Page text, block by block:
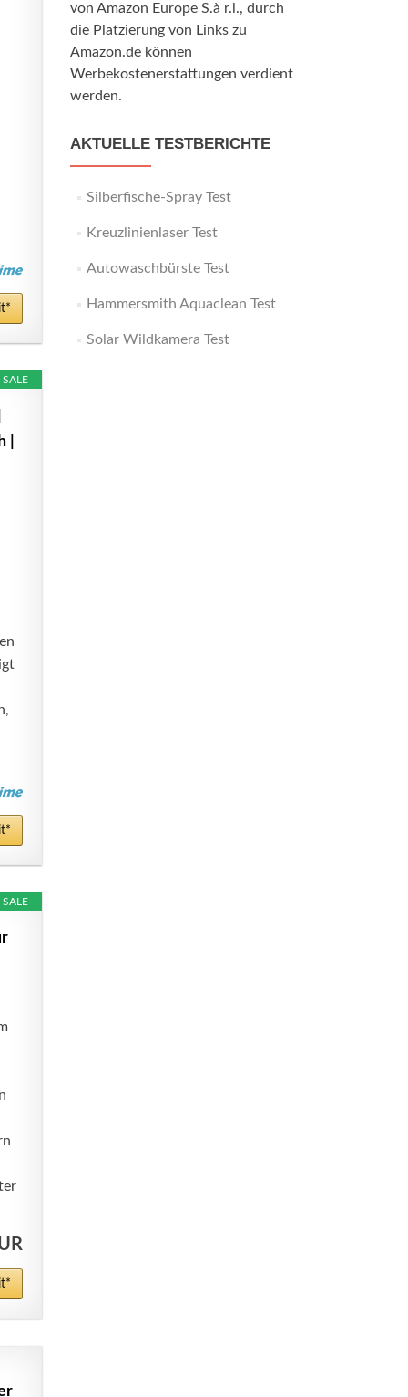
SALE
SALE
von Amazon Europe S.à r.l., durch
die Platzierung von Links zu
Amazon.de können
Werbekostenerstattungen verdient
werden.
AKTUELLE TESTBERICHTE
Silberfische-Spray Test
Kreuzlinienlaser Test
Autowaschbürste Test
Hammersmith Aquaclean Test
Solar Wildkamera Test